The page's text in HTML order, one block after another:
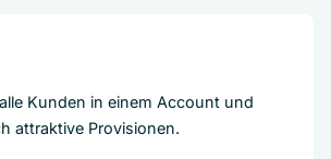
Kunden in einem Account und
attraktive Provisionen.